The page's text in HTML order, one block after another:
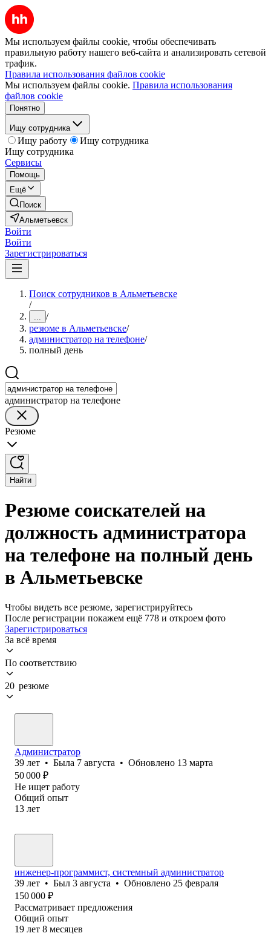
Мы используем файлы cookie, чтобы обеспечивать
правильную работу нашего веб-сайта и анализировать сетевой
трафик.
Правила использования файлов cookie
Мы используем файлы cookie. Правила использования
файлов cookie
Понятно
Ищу сотрудника
Ищу работу
Ищу сотрудника
Ищу сотрудника
Сервисы
Помощь
Ещё
Поиск
Альметьевск
Войти
Войти
Зарегистрироваться
Поиск сотрудников в Альметьевске
/
... /
резюме в Альметьевске/
администратор на телефоне/
полный день
администратор на телефоне
Резюме
Найти
Резюме соискателей на
должность администратора
на телефоне на полный день
в Альметьевске
Чтобы видеть все резюме, зарегистрируйтесь
После регистрации покажем ещё 778 и откроем фото
Зарегистрироваться
За всё время
По соответствию
20 резюме
Администратор
39 лет • Была 7 августа • Обновлено 13 марта
50 000 ₽
Не ищет работу
Общий опыт
13 лет
инженер-программист, системный администратор
39 лет • Был 3 августа • Обновлено 25 февраля
150 000 ₽
Рассматривает предложения
Общий опыт
19 лет 8 месяцев